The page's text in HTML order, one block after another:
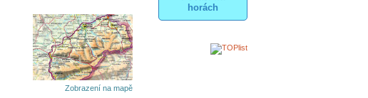
Zobrazení na mapě
horách